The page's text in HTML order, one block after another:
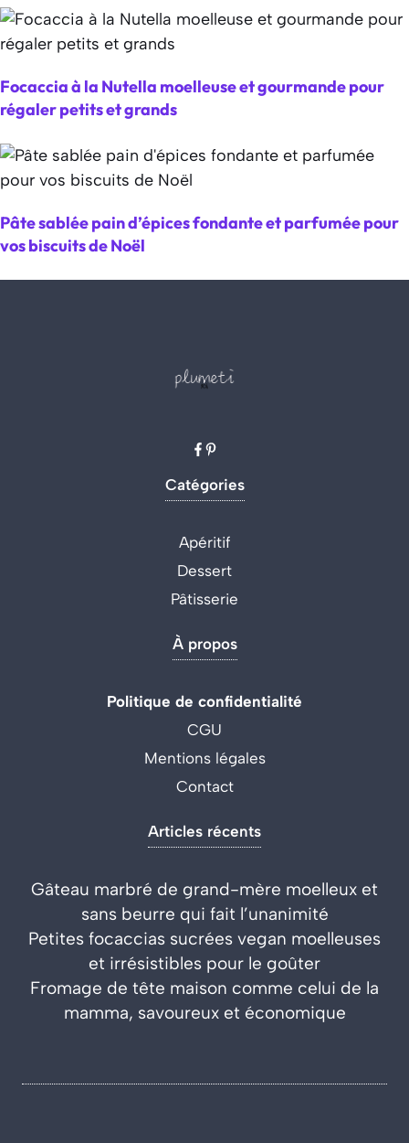
Focaccia à la Nutella moelleuse et gourmande pour
régaler petits et grands
Pâte sablée pain d’épices fondante et parfumée pour
vos biscuits de Noël
Catégories
Apéritif
Dessert
Pâtisserie
À propos
Politique de confidentialité
CGU
Mentions légales
Contact
Articles récents
Gâteau marbré de grand-mère moelleux et
sans beurre qui fait l’unanimité
Petites focaccias sucrées vegan moelleuses
et irrésistibles pour le goûter
Fromage de tête maison comme celui de la
mamma, savoureux et économique